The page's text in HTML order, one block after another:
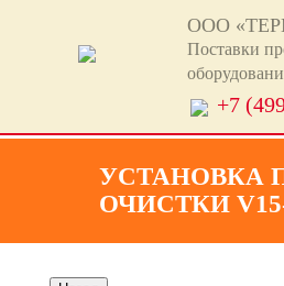
ООО
Поставки
+7
УСТАНОВКА
ОЧИСТКИ